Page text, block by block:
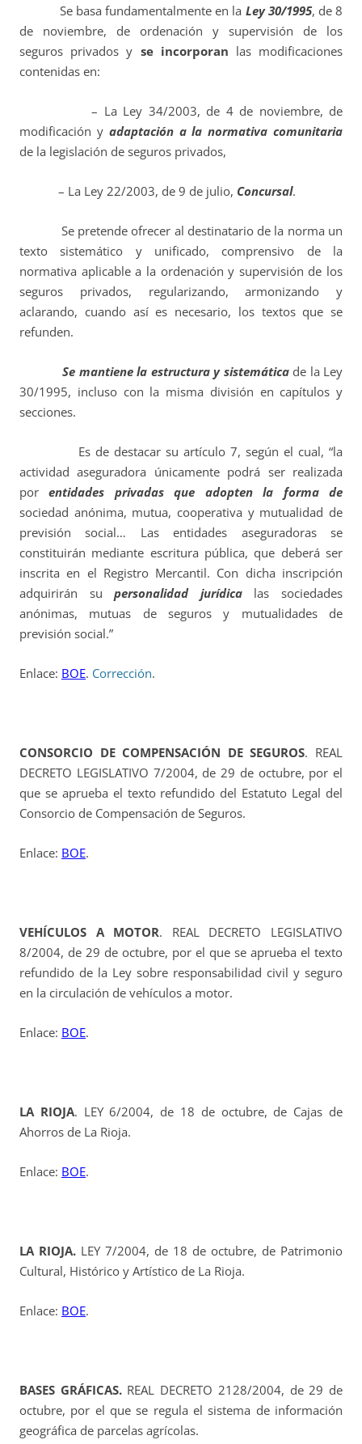
Se basa fundamentalmente en la Ley 30/1995, de 8
de noviembre, de ordenación y supervisión de los
seguros privados y se incorporan las modificaciones
contenidas en:
– La Ley 34/2003, de 4 de noviembre, de
modificación y adaptación a la normativa comunitaria
de la legislación de seguros privados,
– La Ley 22/2003, de 9 de julio, Concursal.
Se pretende ofrecer al destinatario de la norma un
texto sistemático y unificado, comprensivo de la
normativa aplicable a la ordenación y supervisión de los
seguros privados, regularizando, armonizando y
aclarando, cuando así es necesario, los textos que se
refunden.
Se mantiene la estructura y sistemáticade la Ley
30/1995, incluso con la misma división en capítulos y
secciones.
Es de destacar su artículo 7, según el cual, “la
actividad aseguradora únicamente podrá ser realizada
porentidades privadas que adopten la forma de
sociedad anónima, mutua, cooperativa y mutualidad de
previsión social… Las entidades aseguradoras se
constituirán mediante escritura pública, que deberá ser
inscrita en el Registro Mercantil. Con dicha inscripción
adquirirán supersonalidad jurídicalas sociedades
anónimas, mutuas de seguros y mutualidades de
previsión social.”
Enlace: BOE. Corrección.
CONSORCIO DE COMPENSACIÓN DE SEGUROS. REAL
DECRETO LEGISLATIVO 7/2004, de 29 de octubre, por el
que se aprueba el texto refundido del Estatuto Legal del
Consorcio de Compensación de Seguros.
Enlace: BOE.
VEHÍCULOS A MOTOR. REAL DECRETO LEGISLATIVO
8/2004, de 29 de octubre, por el que se aprueba el texto
refundido de la Ley sobre responsabilidad civil y seguro
en la circulación de vehículos a motor.
Enlace: BOE.
LA RIOJA. LEY 6/2004, de 18 de octubre, de Cajas de
Ahorros de La Rioja.
Enlace: BOE.
LA RIOJA. LEY 7/2004, de 18 de octubre, de Patrimonio
Cultural, Histórico y Artístico de La Rioja.
Enlace: BOE.
BASES GRÁFICAS.REAL DECRETO 2128/2004, de 29 de
octubre, por el que se regula el sistema de información
geográfica de parcelas agrícolas.